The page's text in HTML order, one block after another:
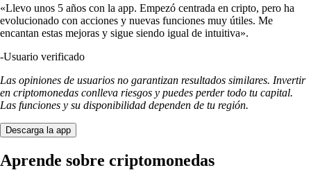
«Llevo unos 5 años con la app. Empezó centrada en cripto, pero ha
evolucionado con acciones y nuevas funciones muy útiles. Me
encantan estas mejoras y sigue siendo igual de intuitiva».
-Usuario verificado
Las opiniones de usuarios no garantizan resultados similares. Invertir
en criptomonedas conlleva riesgos y puedes perder todo tu capital.
Las funciones y su disponibilidad dependen de tu región.
Descarga la app
Aprende sobre criptomonedas